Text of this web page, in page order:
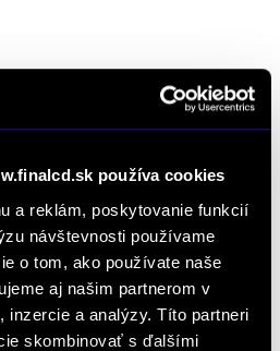
používa cookies
a reklám, poskytovanie funkcií
návštevnosti používame
o tom, ako používate naše
aj našim partnerom v
inzercie a analýzy. Títo partneri
skombinovať s ďalšími
testovaciu jazdu